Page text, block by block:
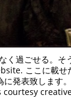
TAGS
過ごせる。
ここに載せ
に発表致しま